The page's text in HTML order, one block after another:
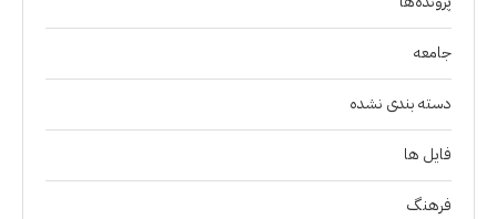
جامعه
دسته بندی نشده
فايل ها
فرهنگ